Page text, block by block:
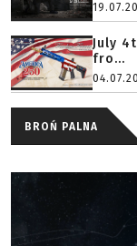
July
fro...
BROŃ PALNA